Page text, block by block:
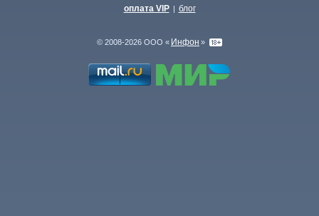
оплата VIP | блог
© 2008-2026 ООО « Инфон »